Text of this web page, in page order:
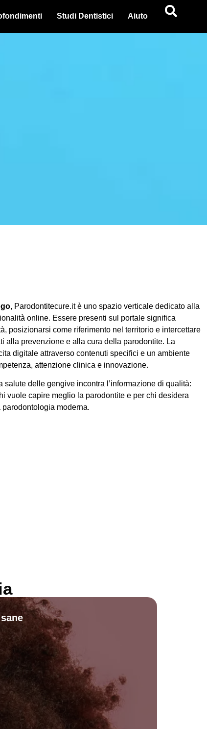
Studi Dentistici Aiuto
, Parodontitecure.it è uno spazio verticale dedicato alla
online. Essere presenti sul portale significa
posizionarsi come riferimento nel territorio e intercettare
alla prevenzione e alla cura della parodontite. La
digitale attraverso contenuti specifici e un ambiente
attenzione clinica e innovazione.
salute delle gengive incontra l’informazione di qualità:
vuole capire meglio la parodontite e per chi desidera
moderna.